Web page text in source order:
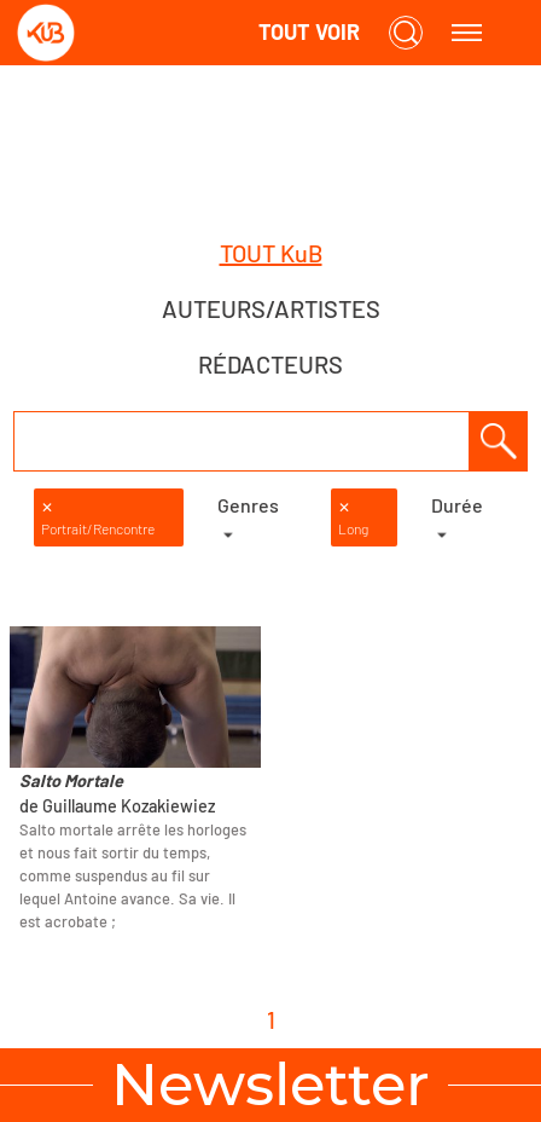
TOUT VOIR
TOUT KuB
AUTEURS/ARTISTES
RÉDACTEURS
✕
Portrait/Rencontre
Genres
✕
Long
Durée
Salto Mortale
de Guillaume Kozakiewiez
Salto mortale arrête les horloges
et nous fait sortir du temps,
comme suspendus au fil sur
lequel Antoine avance. Sa vie. Il
est acrobate ;
1
Newsletter